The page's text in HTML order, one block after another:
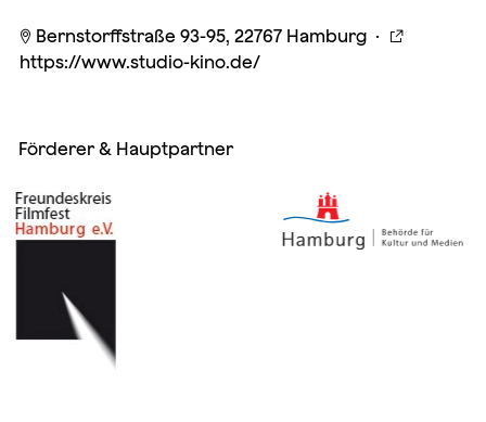
 Bernstorffstraße 93-95, 22767 Hamburg · 
https://www.studio-kino.de/
Förderer & Hauptpartner